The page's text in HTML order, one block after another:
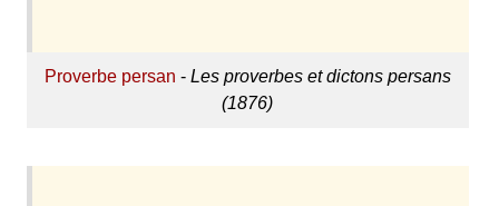
Proverbe persan - Les proverbes et dictons persans
(1876)